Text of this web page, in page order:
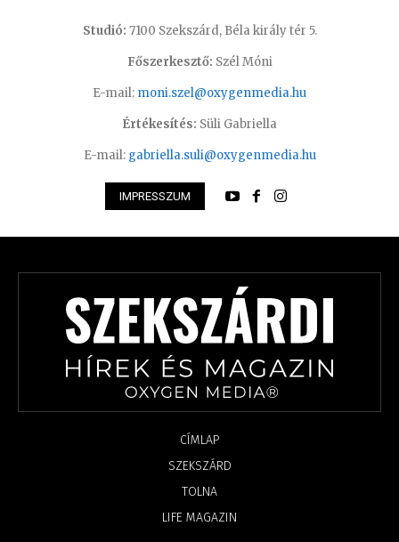
Studió: 7100 Szekszárd, Béla király tér 5.
Főszerkesztő: Szél Móni
E-mail: moni.szel@oxygenmedia.hu
Értékesítés: Süli Gabriella
E-mail: gabriella.suli@oxygenmedia.hu
IMPRESSZUM
CÍMLAP
SZEKSZÁRD
TOLNA
LIFE MAGAZIN